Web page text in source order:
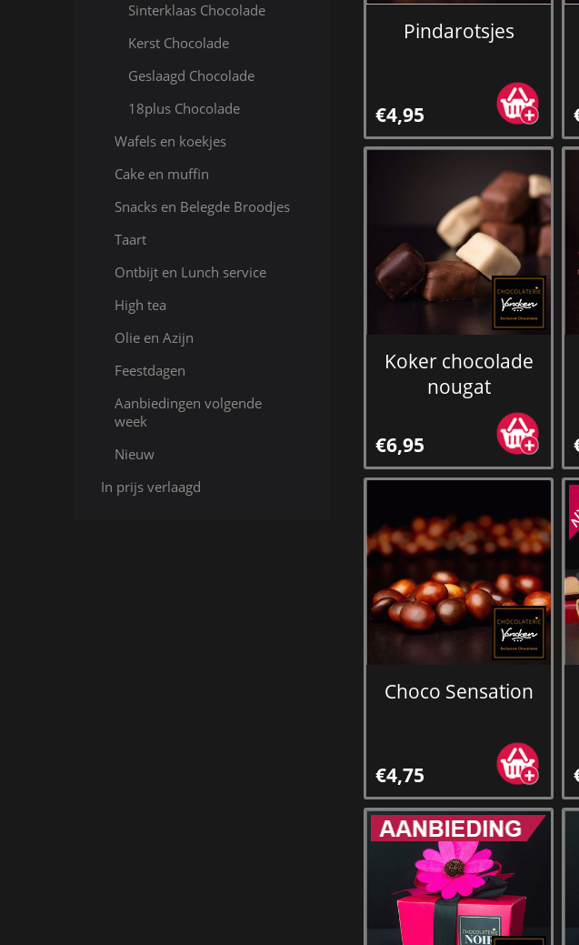
Pindarotsjes
€4,95
Koker chocolade
nougat
€6,95
Choco Sensation
€4,75
Sinterklaas Chocolade
Kerst Chocolade
Geslaagd Chocolade
18plus Chocolade
Wafels en koekjes
Cake en muffin
Snacks en Belegde Broodjes
Taart
Ontbijt en Lunch service
High tea
Olie en Azijn
Feestdagen
Aanbiedingen volgende
week
Nieuw
In prijs verlaagd